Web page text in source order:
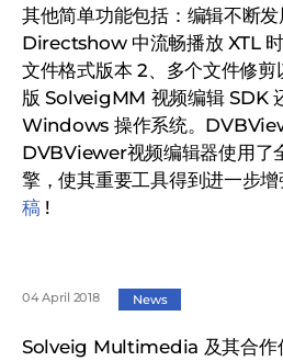
其他简单功能包括：编辑不断
Directshow 中流畅播放 XTL
文件格式版本 2、多个文件修
版 SolveigMM 视频编辑 SDK
Windows 操作系统。
DVBViewer视频编辑器使用了
擎，使其重要工具得到进一步
稿 !
04 April 2018 News
Solveig Multimedia 及其合作